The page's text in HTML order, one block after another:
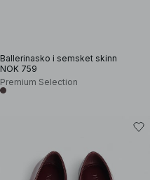
Ballerinasko i semsket skinn
NOK 759
Premium Selection